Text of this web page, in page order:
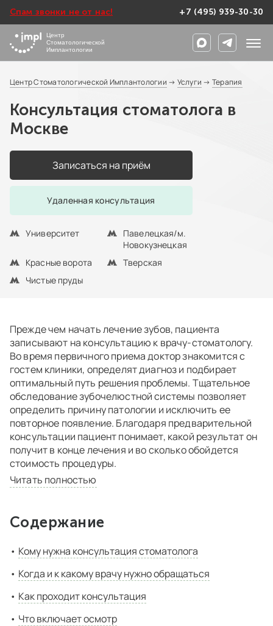
Спам звонки не от нас! +7 (495) 939-30-30
Центр
Стоматологической
Имплантологии
Центр Стоматологической Имплантологии → Услуги → Терапия
Консультация стоматолога в
Москве
Записаться на приём
Удаленная консультация
Университет
Красные ворота
Чистые пруды
Павелецкая/м.
Новокузнецкая
Тверская
Прежде чем начать лечение зубов, пациента
записывают на консультацию к врачу-стоматологу.
Во время первичного приема доктор знакомится с
гостем клиники, определят диагноз и подбирает
оптимальный путь решения проблемы. Тщательное
обследование зубочелюстной системы позволяет
определить причину патологии и исключить ее
повторное появление. Благодаря предварительной
консультации пациент понимает, какой результат он
получит в конце лечения и во сколько обойдется
стоимость процедуры.
Читать полностью
Содержание
Кому нужна консультация стоматолога
Когда и к какому врачу нужно обращаться
Как проходит консультация
Что включает осмотр